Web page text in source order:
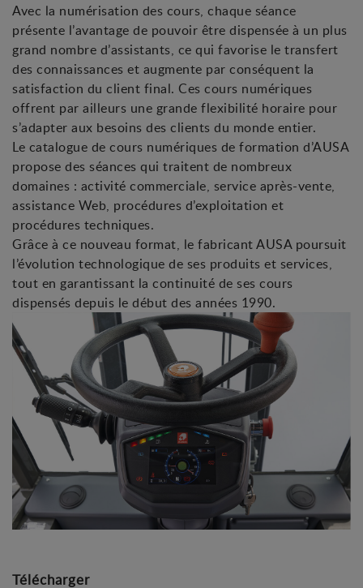
Avec la numérisation des cours, chaque séance
présente l’avantage de pouvoir être dispensée à un plus
grand nombre d’assistants, ce qui favorise le transfert
des connaissances et augmente par conséquent la
satisfaction du client final. Ces cours numériques
offrent par ailleurs une grande flexibilité horaire pour
s’adapter aux besoins des clients du monde entier.
Le catalogue de cours numériques de formation d’AUSA
propose des séances qui traitent de nombreux
domaines : activité commerciale, service après-vente,
assistance Web, procédures d’exploitation et
procédures techniques.
Grâce à ce nouveau format, le fabricant AUSA poursuit
l’évolution technologique de ses produits et services,
tout en garantissant la continuité de ses cours
dispensés depuis le début des années 1990.
Télécharger